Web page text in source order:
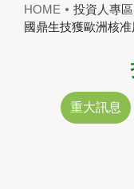
HOME 投資人專區
國鼎生技獲歐洲核
重大訊息